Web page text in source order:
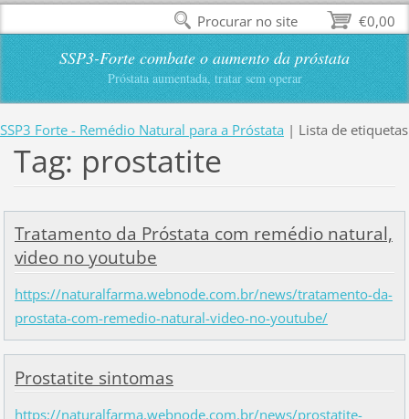
SSP3-Forte combate o aumento da próstata
Próstata aumentada, tratar sem operar
SSP3 Forte - Remédio Natural para a Próstata | Lista de etiquetas
Tag: prostatite
Tratamento da Próstata com remédio natural,
video no youtube
https://naturalfarma.webnode.com.br/news/tratamento-da-
prostata-com-remedio-natural-video-no-youtube/
Prostatite sintomas
https://naturalfarma.webnode.com.br/news/prostatite-
€0,00
Procurar no site